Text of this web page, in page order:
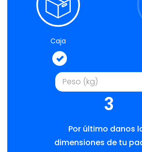
Caja
3
Por último danos
dimensiones de tu